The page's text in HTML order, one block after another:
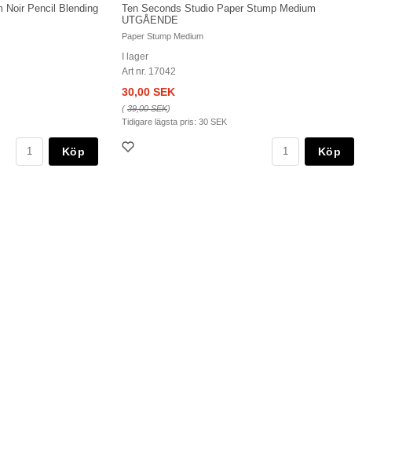
Noir Pencil Blending
Köp
Ten Seconds Studio Paper Stump Medium
UTGÅENDE
Paper Stump Medium
I lager
Art nr. 17042
30,00 SEK
(39,00 SEK)
Tidigare lägsta pris: 30 SEK
Köp